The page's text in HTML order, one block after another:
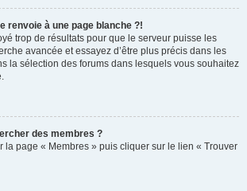
renvoie à une page blanche ?!
trop de résultats pour que le serveur puisse les
avancée et essayez d’être plus précis dans les
la sélection des forums dans lesquels vous souhaitez
des membres ?
la page « Membres » puis cliquer sur le lien « Trouver